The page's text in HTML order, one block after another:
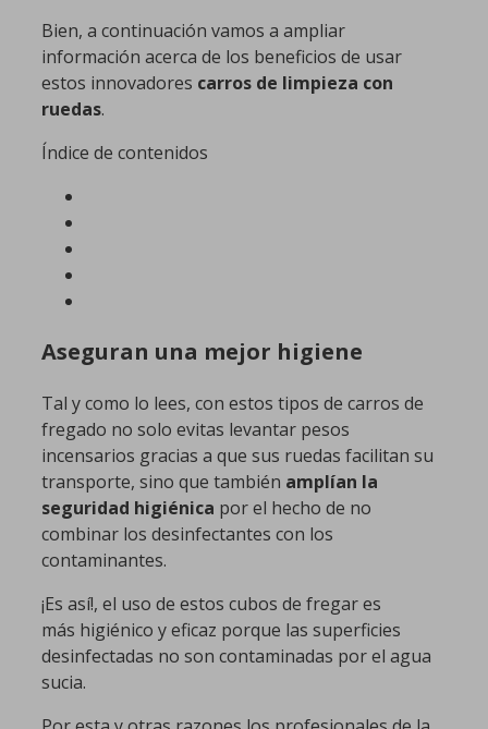
Bien, a continuación vamos a ampliar
información acerca de los beneficios de usar
estos innovadores carros de limpieza con
ruedas.
Índice de contenidos
Aseguran una mejor higiene
Tal y como lo lees, con estos tipos de carros de
fregado no solo evitas levantar pesos
incensarios gracias a que sus ruedas facilitan su
transporte, sino que también amplían la
seguridad higiénica por el hecho de no
combinar los desinfectantes con los
contaminantes.
¡Es así!, el uso de estos cubos de fregar es
más higiénico y eficaz porque las superficies
desinfectadas no son contaminadas por el agua
sucia.